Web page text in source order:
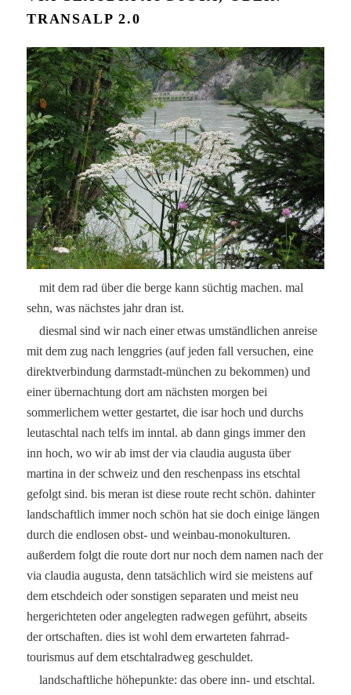
TRANSALP 2.0
mit dem rad über die berge kann süchtig machen. mal
sehn, was nächstes jahr dran ist.
diesmal sind wir nach einer etwas umständlichen anreise
mit dem zug nach lenggries (auf jeden fall versuchen, eine
direktverbindung darmstadt-münchen zu bekommen) und
einer übernachtung dort am nächsten morgen bei
sommerlichem wetter gestartet, die isar hoch und durchs
leutaschtal nach telfs im inntal. ab dann gings immer den
inn hoch, wo wir ab imst der via claudia augusta über
martina in der schweiz und den reschenpass ins etschtal
gefolgt sind. bis meran ist diese route recht schön. dahinter
landschaftlich immer noch schön hat sie doch einige längen
durch die endlosen obst- und weinbau-monokulturen.
außerdem folgt die route dort nur noch dem namen nach der
via claudia augusta, denn tatsächlich wird sie meistens auf
dem etschdeich oder sonstigen separaten und meist neu
hergerichteten oder angelegten radwegen geführt, abseits
der ortschaften. dies ist wohl dem erwarteten fahrrad-
tourismus auf dem etschtalradweg geschuldet.
landschaftliche höhepunkte: das obere inn- und etschtal.